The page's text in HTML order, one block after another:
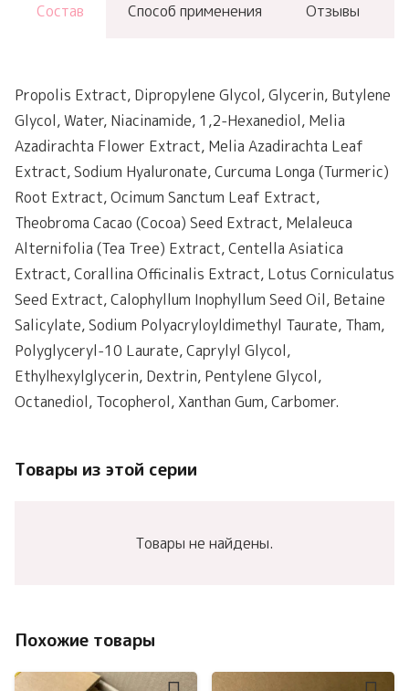
Состав Способ применения Отзывы
Propolis Extract, Dipropylene Glycol, Glycerin, Butylene
Glycol, Water, Niacinamide, 1,2-Hexanediol, Melia
Azadirachta Flower Extract, Melia Azadirachta Leaf
Extract, Sodium Hyaluronate, Curcuma Longa (Turmeric)
Root Extract, Ocimum Sanctum Leaf Extract,
Theobroma Cacao (Cocoa) Seed Extract, Melaleuca
Alternifolia (Tea Tree) Extract, Centella Asiatica
Extract, Corallina Officinalis Extract, Lotus Corniculatus
Seed Extract, Calophyllum Inophyllum Seed Oil, Betaine
Salicylate, Sodium Polyacryloyldimethyl Taurate, Tham,
Polyglyceryl-10 Laurate, Caprylyl Glycol,
Ethylhexylglycerin, Dextrin, Pentylene Glycol,
Octanediol, Tocopherol, Xanthan Gum, Carbomer.
Товары из этой серии
Товары не найдены.
Похожие товары